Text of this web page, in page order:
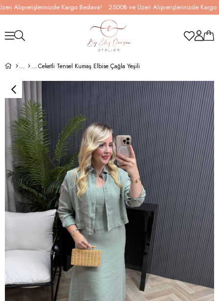
Kargo Bedava! 2500₺ ve Üzeri Alışverişlerinizde Kargo
Ceketli Tensel Kumaş Elbise Çağla Yeşili